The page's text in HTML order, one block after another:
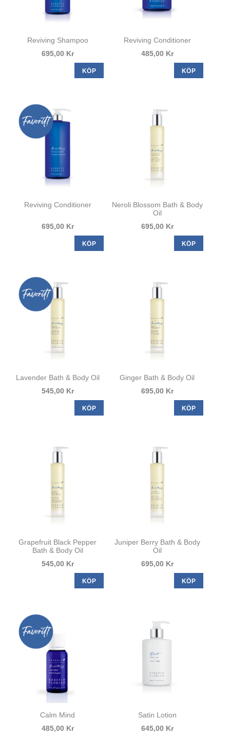
Reviving Shampoo
695,00 Kr
KÖP
Reviving Conditioner
485,00 Kr
KÖP
Reviving Conditioner
695,00 Kr
KÖP
Neroli Blossom Bath & Body
Oil
695,00 Kr
KÖP
Lavender Bath & Body Oil
545,00 Kr
KÖP
Ginger Bath & Body Oil
695,00 Kr
KÖP
Grapefruit Black Pepper
Bath & Body Oil
545,00 Kr
KÖP
Juniper Berry Bath & Body
Oil
695,00 Kr
KÖP
Calm Mind
485,00 Kr
Satin Lotion
645,00 Kr